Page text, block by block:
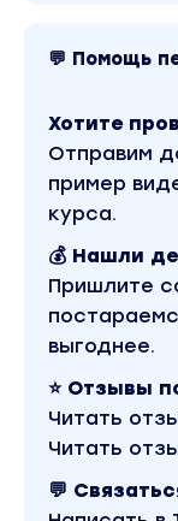
клиента и
Если вы
внедрять в
регламенты,
для агента
объекта
содержащий
проверке.
Вы сможете
проверку
будете на
своих
💬 Помощь
Хотите
Отправим
пример
курса.
💰 Нашли
Пришлите
выгоднее.
⭐ Отзывы
Читать
Читать
💬